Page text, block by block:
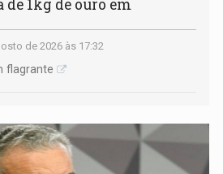
de 1kg de ouro em
de 2026 às 17:32
flagrante